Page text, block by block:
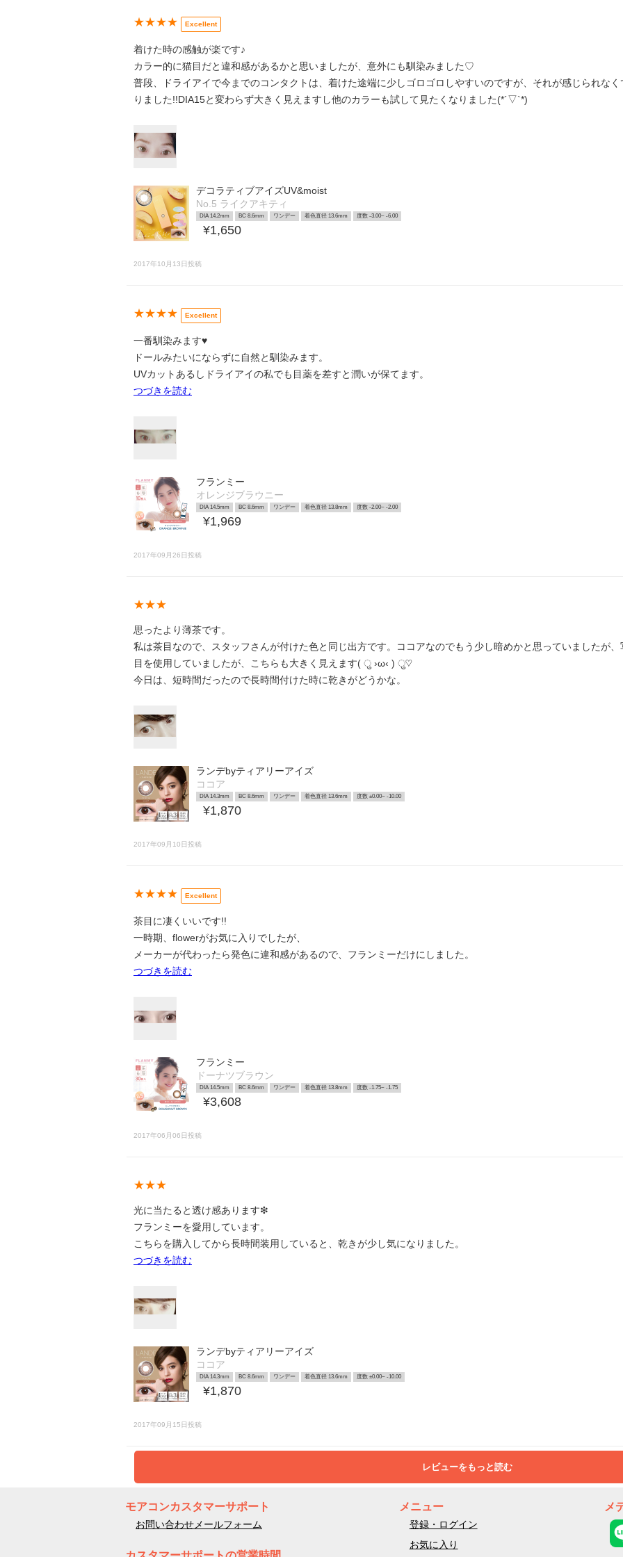
★★★★ Excellent
着けた時の感触が楽です♪
カラー的に猫目だと違和感があるかと思いましたが、意外にも馴染みました♡
普段、ドライアイで今までのコンタクトは、着けた途端に少しゴロゴロしやすいのですが、それが感じられな
りました!!DIA15と変わらず大きく見えますし他のカラーも試して見たくなりました(*´▽`*)
デコラティブアイズUV&moist
No.5 ライクアキティ
DIA 14.2mm BC 8.6mm ワンデー 着色直径 13.6mm 度数 -3.00~ -6.00
¥1,650
2017年10月13日投稿
★★★★ Excellent
一番馴染みます♥
ドールみたいにならずに自然と馴染みます。
UVカットあるしドライアイの私でも目薬を差すと潤いが保てます。
つづきを読む
フランミー
オレンジブラウニー
DIA 14.5mm BC 8.6mm ワンデー 着色直径 13.8mm 度数 -2.00~ -2.00
¥1,969
2017年09月26日投稿
★★★
思ったより薄茶です。
私は茶目なので、スタッフさんが付けた色と同じ出方です。ココアなのでもう少し暗めかと思っていましたが
目を使用していましたが、こちらも大きく見えます( ु ›ω‹ ) ु♡
今日は、短時間だったので長時間付けた時に乾きがどうかな。
ランデbyティアリーアイズ
ココア
DIA 14.3mm BC 8.6mm ワンデー 着色直径 13.6mm 度数 ±0.00~ -10.00
¥1,870
2017年09月10日投稿
★★★★ Excellent
茶目に凄くいいです!!
一時期、flowerがお気に入りでしたが、
メーカーが代わったら発色に違和感があるので、フランミーだけにしました。
つづきを読む
フランミー
ドーナツブラウン
DIA 14.5mm BC 8.6mm ワンデー 着色直径 13.8mm 度数 -1.75~ -1.75
¥3,608
2017年06月06日投稿
★★★
光に当たると透け感あります❇
フランミーを愛用しています。
こちらを購入してから長時間装用していると、乾きが少し気になりました。
つづきを読む
ランデbyティアリーアイズ
ココア
DIA 14.3mm BC 8.6mm ワンデー 着色直径 13.6mm 度数 ±0.00~ -10.00
¥1,870
2017年09月15日投稿
レビューをもっと読む
モアコンカスタマーサポート
お問い合わせメールフォーム
メニュー
登録・ログイン
お気に入り
メ